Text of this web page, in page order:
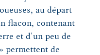
au départ
flacon, contenant
et d'un peu de
permettent de